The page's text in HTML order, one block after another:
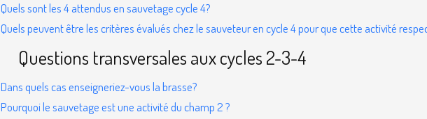
Quels sont les 4 attendus en sauvetage cycle 4?
Quels peuvent être les critères évalués chez le sauveteur en cycle 4 pour que cette activité
Questions transversales aux cycles 2-3-4
Dans quels cas enseigneriez-vous la brasse?
Pourquoi le sauvetage est une activité du champ 2 ?